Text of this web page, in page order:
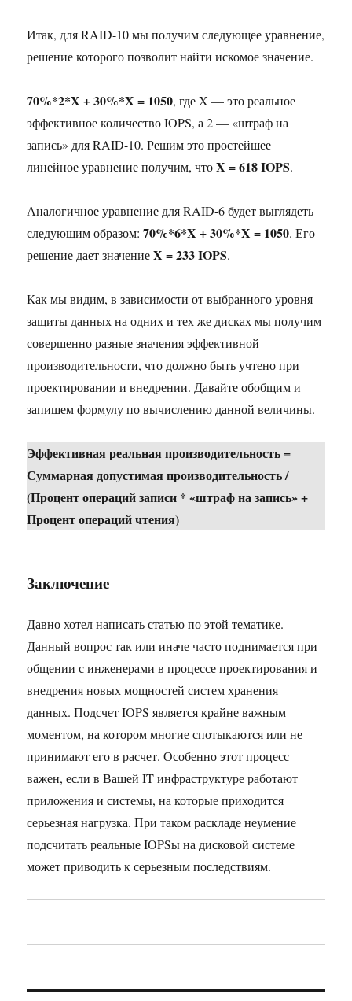
Итак, для RAID-10 мы получим следующее уравнение,
решение которого позволит найти искомое значение.
70%*2*X + 30%*X = 1050, где X — это реальное
эффективное количество IOPS, а 2 — «штраф на
запись» для RAID-10. Решим это простейшее
линейное уравнение получим, чтоX = 618 IOPS.
Аналогичное уравнение для RAID-6 будет выглядеть
следующим образом:70%*6*X + 30%*X = 1050. Его
решение дает значениеX = 233 IOPS.
Как мы видим, в зависимости от выбранного уровня
защиты данных на одних и тех же дисках мы получим
совершенно разные значения эффективной
производительности, что должно быть учтено при
проектировании и внедрении. Давайте обобщим и
запишем формулу по вычислению данной величины.
Эффективная реальная производительность =
Суммарная допустимая производительность /
(Процент операций записи * «штраф на запись» +
Процент операций чтения)
Заключение
Давно хотел написать статью по этой тематике.
Данный вопрос так или иначе часто поднимается при
общении с инженерами в процессе проектирования и
внедрения новых мощностей систем хранения
данных. Подсчет IOPS является крайне важным
моментом, на котором многие спотыкаются или не
принимают его в расчет. Особенно этот процесс
важен, если в Вашей IT инфраструктуре работают
приложения и системы, на которые приходится
серьезная нагрузка. При таком раскладе неумение
подсчитать реальные IOPSы на дисковой системе
может приводить к серьезным последствиям.